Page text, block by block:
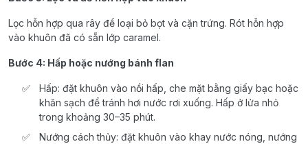
Lọc hỗn hợp qua rây để loại bỏ bọt và cặn trứng. Rót hỗn hợp
vào khuôn đã có sẵn lớp caramel.
Bước 4: Hấp hoặc nướng bánh flan
Hấp: đặt khuôn vào nồi hấp, che mặt bằng giấy bạc hoặc
khăn sạch để tránh hơi nước rơi xuống. Hấp ở lửa nhỏ
trong khoảng 30–35 phút.
Nướng cách thủy: đặt khuôn vào khay nước nóng, nướng